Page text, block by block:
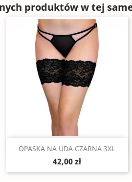
produktów w tej
Szybki podgląd
OPASKA NA UDA CZARNA 3XL
42,00 zł